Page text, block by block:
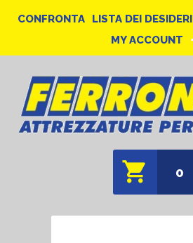
CONFRONTA LISTA DEI DESIDERI
MY ACCOUNT
0